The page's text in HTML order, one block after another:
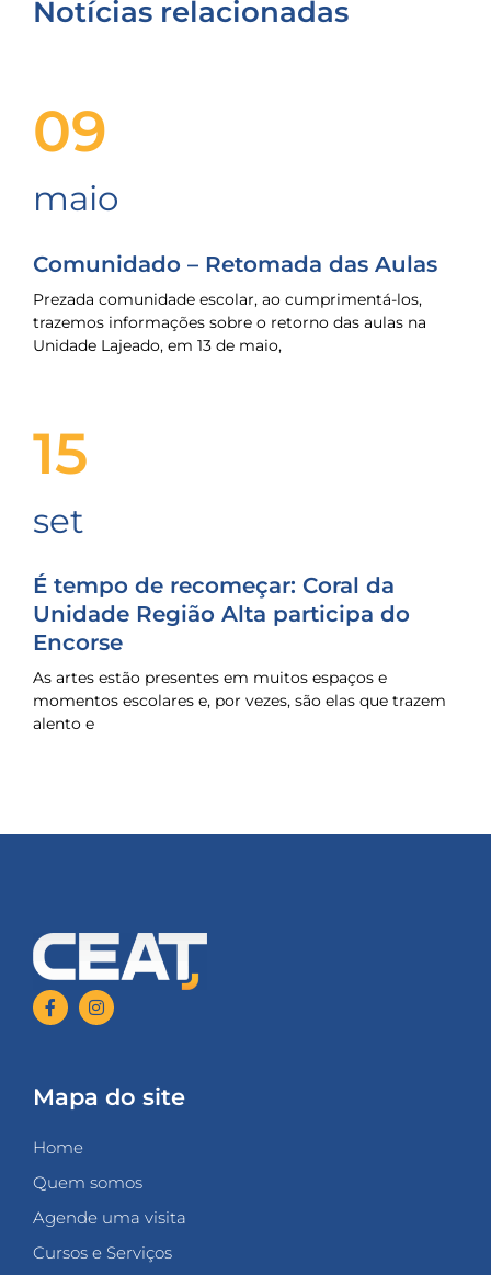
Notícias relacionadas
09
maio
Comunidado – Retomada das Aulas
Prezada comunidade escolar, ao cumprimentá-los,
trazemos informações sobre o retorno das aulas na
Unidade Lajeado, em 13 de maio,
15
set
É tempo de recomeçar: Coral da
Unidade Região Alta participa do
Encorse
As artes estão presentes em muitos espaços e
momentos escolares e, por vezes, são elas que trazem
alento e
Mapa do site
Home
Quem somos
Agende uma visita
Cursos e Serviços